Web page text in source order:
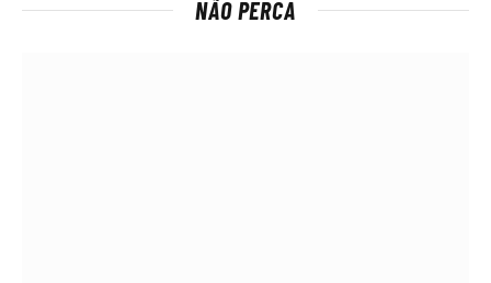
NÃO PERCA